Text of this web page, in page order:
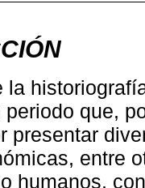
la
periodo que,
presentar
entre
humanos,